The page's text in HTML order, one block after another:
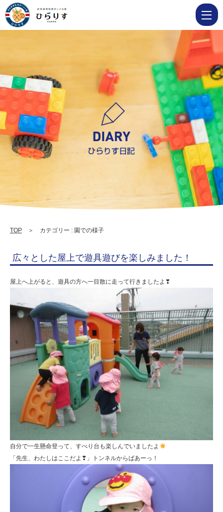
で
子 Page
36
|
学
校
法
明
善
幼
保
連
携
型
認
定
こ
ど
も
園
ひ
ら
り
す
TOP ＞ カテゴリー : 園での様子
広々とした屋上で遊具遊びを楽しみました！
屋上へ上がると、遊具の方へ一目散に走って行きましたよ❣
自分で一生懸命登って、すべり台も楽しんでいましたよ
「先生、わたしはここだよ❣」トンネルからばあーっ！